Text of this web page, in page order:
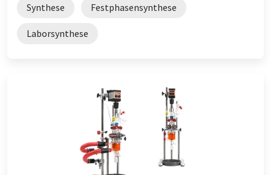
Synthese Festphasensynthese
Laborsynthese